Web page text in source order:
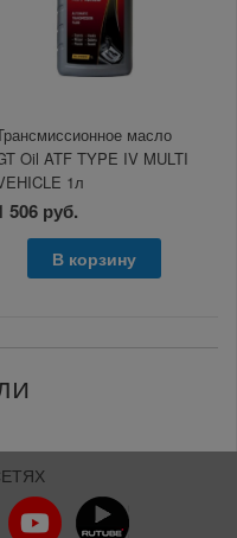
масло
Oil ATF TYPE IV MULTI
1л
506 руб.
В корзину